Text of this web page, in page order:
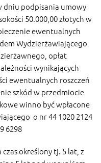
dniu podpisania umowy
50.000,00 złotych w
ewentualnych
Wydzierżawiającego
opłat
wynikających
ewentualnych roszczeń
szkód w przedmiocie
winno być wpłacone
o nr 44 1020 2124
6298
określony tj. 5 lat, z